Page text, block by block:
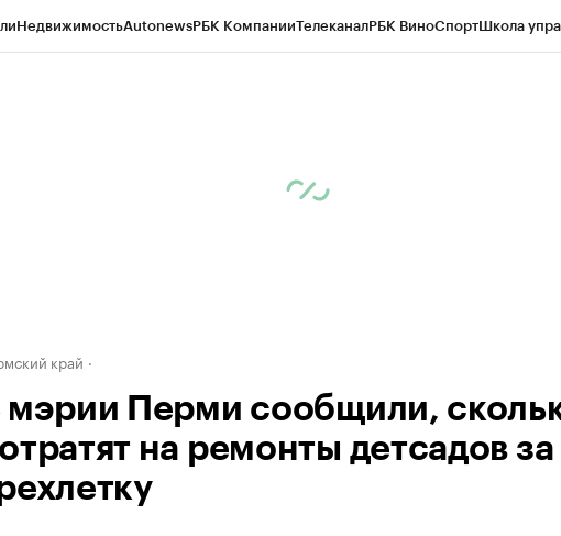
НедвижимостьAutonewsРБК КомпанииТелеканалРБК ВиноСпортШкола
край
мэрии Перми сообщили,
на ремонты детсадов за